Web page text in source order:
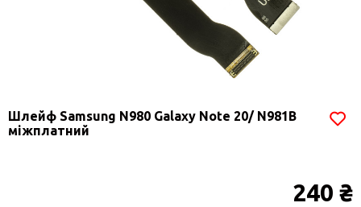
Шлейф Samsung N980 Galaxy Note 20/ N981B
міжплатний
240 ₴